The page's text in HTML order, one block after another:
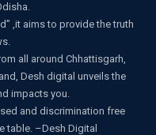
,it aims to provide the truth
all around Chhattisgarh,
Desh digital unveils the
impacts you.
and discrimination free
table. –Desh Digital